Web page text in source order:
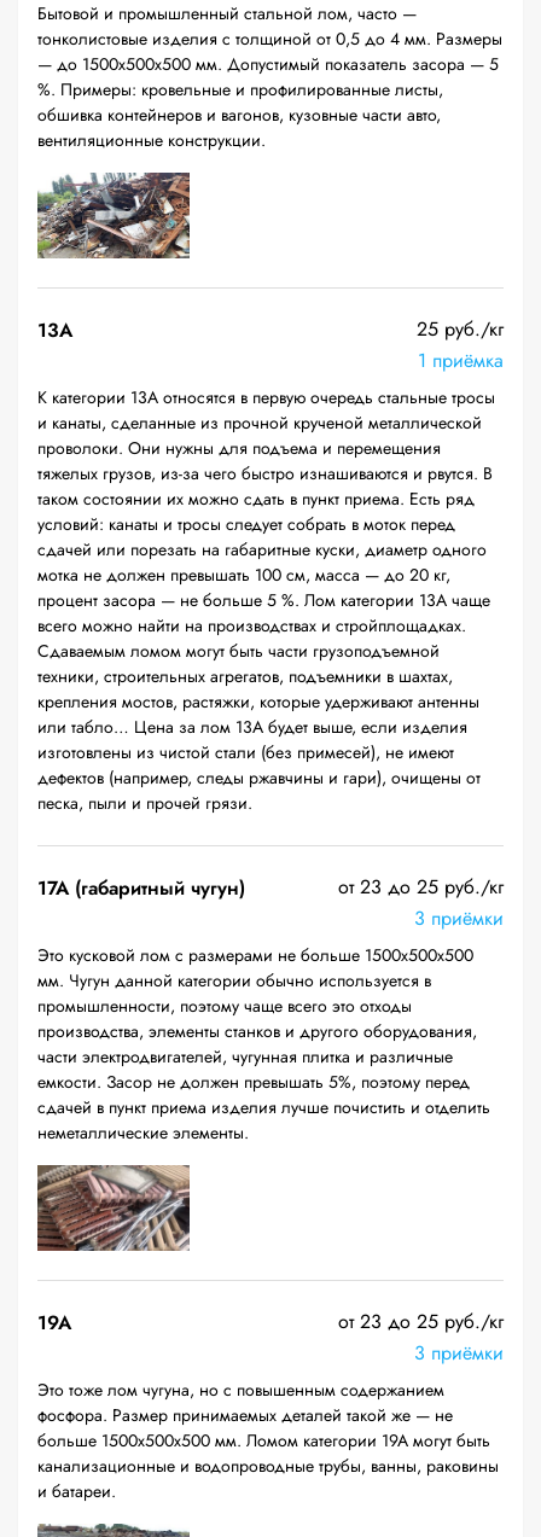
Бытовой и промышленный стальной лом, часто —
тонколистовые изделия с толщиной от 0,5 до 4 мм. Размеры
— до 1500х500х500 мм. Допустимый показатель засора — 5
%. Примеры: кровельные и профилированные листы,
обшивка контейнеров и вагонов, кузовные части авто,
вентиляционные конструкции.
13А
25 руб./кг
1 приёмка
К категории 13А относятся в первую очередь стальные тросы
и канаты, сделанные из прочной крученой металлической
проволоки. Они нужны для подъема и перемещения
тяжелых грузов, из-за чего быстро изнашиваются и рвутся. В
таком состоянии их можно сдать в пункт приема. Есть ряд
условий: канаты и тросы следует собрать в моток перед
сдачей или порезать на габаритные куски, диаметр одного
мотка не должен превышать 100 см, масса — до 20 кг,
процент засора — не больше 5 %. Лом категории 13А чаще
всего можно найти на производствах и стройплощадках.
Сдаваемым ломом могут быть части грузоподъемной
техники, строительных агрегатов, подъемники в шахтах,
крепления мостов, растяжки, которые удерживают антенны
или табло… Цена за лом 13А будет выше, если изделия
изготовлены из чистой стали (без примесей), не имеют
дефектов (например, следы ржавчины и гари), очищены от
песка, пыли и прочей грязи.
17А (габаритный чугун)
от 23 до 25 руб./кг
3 приёмки
Это кусковой лом с размерами не больше 1500х500х500
мм. Чугун данной категории обычно используется в
промышленности, поэтому чаще всего это отходы
производства, элементы станков и другого оборудования,
части электродвигателей, чугунная плитка и различные
емкости. Засор не должен превышать 5%, поэтому перед
сдачей в пункт приема изделия лучше почистить и отделить
неметаллические элементы.
19A
от 23 до 25 руб./кг
3 приёмки
Это тоже лом чугуна, но с повышенным содержанием
фосфора. Размер принимаемых деталей такой же — не
больше 1500х500х500 мм. Ломом категории 19А могут быть
канализационные и водопроводные трубы, ванны, раковины
и батареи.